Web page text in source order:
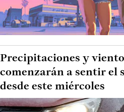
Precipitaciones y
comenzarán a sentir el
desde este miércoles